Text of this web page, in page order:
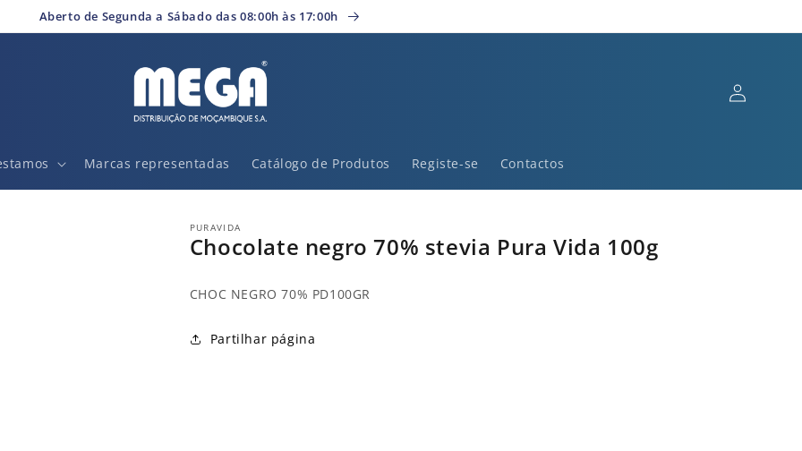
Aberto de Segunda a Sábado das 08:00h às 17:00h
Marcas representadas Catálogo de Produtos Registe-se Contactos
Iniciar
sessão
PURAVIDA
Chocolate negro 70% stevia Pura Vida 100g
CHOC NEGRO 70% PD100GR
Partilhar página